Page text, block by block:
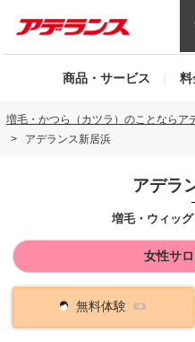
商品・サービス
増毛・かつら（カツラ）のことならア
アデランス新居浜
アデラ
増毛・ウィッ
女性サ
無料体験